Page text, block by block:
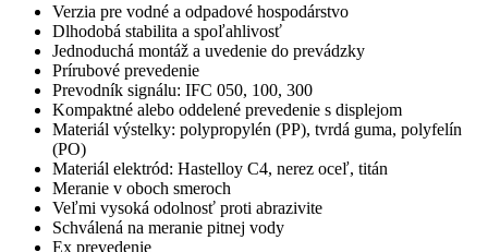
Verzia pre vodné a odpadové hospodárstvo
Dlhodobá stabilita a spoľahlivosť
Jednoduchá montáž a uvedenie do prevádzky
Prírubové prevedenie
Prevodník signálu: IFC 050, 100, 300
Kompaktné alebo oddelené prevedenie s displejom
Materiál výstelky: polypropylén (PP), tvrdá guma, polyfelín
(PO)
Materiál elektród: Hastelloy C4, nerez oceľ, titán
Meranie v oboch smeroch
Veľmi vysoká odolnosť proti abrazivite
Schválená na meranie pitnej vody
Ex prevedenie